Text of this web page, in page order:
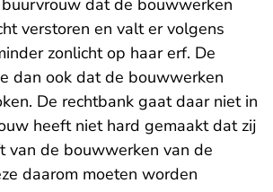
dat de bouwwerken
verstoren en valt er volgens
zonlicht op haar erf. De
dan ook dat de bouwwerken
De rechtbank gaat daar niet in
heeft niet hard gemaakt dat zij
van de bouwwerken van de
daarom moeten worden